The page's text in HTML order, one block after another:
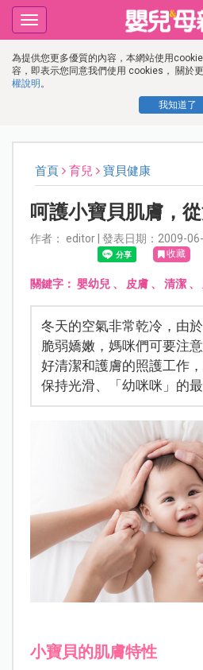
為提供您更多優質的內容，本網站使用
容，即表示您同意我們使用 cookies， 關於
權說明 。
我知道了
Toggle
navigation
首頁 育兒 寶貝健康
呵護小寶貝肌膚，
作者： editor | 發表日期：2009-
收藏
關鍵字： 嬰幼兒、 皮膚、 清潔、
冬天的空氣非常乾冷，由
脆弱嬌嫩，媽咪們可要注
好清潔和護膚的照護工作
保持光滑、「幼咪咪」的最
小寶貝的肌膚特性